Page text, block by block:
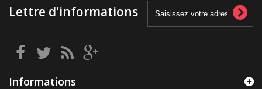
Lettre d'informations
Informations